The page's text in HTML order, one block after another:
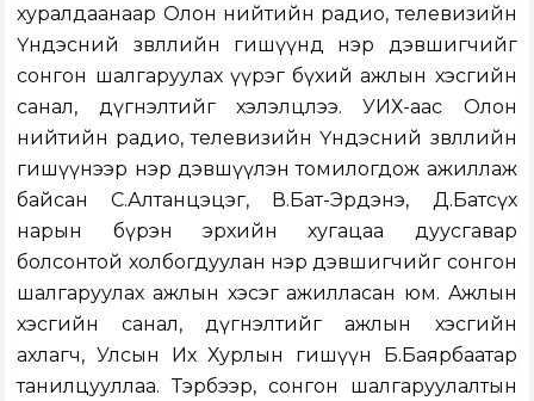
хуралдаанаар Олон нийтийн радио, телевизийн
Үндэсний зөвлөлийн гишүүнд нэр дэвшигчийг
сонгон шалгаруулах үүрэг бүхий ажлын хэсгийн
санал, дүгнэлтийг хэлэлцлээ. УИХ-аас Олон
нийтийн радио, телевизийн Үндэсний зөвлөлийн
гишүүнээр нэр дэвшүүлэн томилогдож ажиллаж
байсан С.Алтанцэцэг, В.Бат-Эрдэнэ, Д.Батсүх
нарын бүрэн эрхийн хугацаа дуусгавар
болсонтой холбогдуулан нэр дэвшигчийг сонгон
шалгаруулах ажлын хэсэг ажилласан юм. Ажлын
хэсгийн санал, дүгнэлтийг ажлын хэсгийн
ахлагч, Улсын Их Хурлын гишүүн Б.Баярбаатар
танилцууллаа. Тэрбээр, сонгон шалгаруулалтын